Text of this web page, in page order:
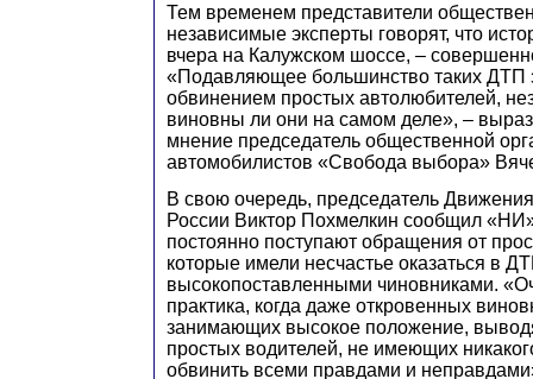
Тем временем представители
независимые эксперты говорят, что
вчера на Калужском шоссе, –
«Подавляющее большинство таких ДТП
обвинением простых автолюбителей,
виновны ли они на самом деле», –
мнение председатель общественной
автомобилистов «Свобода выбора»
В свою очередь, председатель
России Виктор Похмелкин сообщил
постоянно поступают обращения от
которые имели несчастье оказаться в
высокопоставленными чиновниками.
практика, когда даже откровенных
занимающих высокое положение,
простых водителей, не имеющих
обвинить всеми правдами и